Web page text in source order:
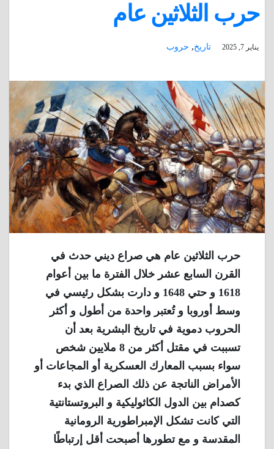
حرب الثلاثين عام
يناير 7, 2025 تاريخ, حروب
حرب الثلاثين عام هي صراع ديني حدث في
القرن السابع عشر خلال الفترة ما بين أعوام
1618 و حتي 1648 و دارت بشكل رئيسي في
وسط أوروبا و تُعتبر واحدة من أطول و أكثر
الحروب دموية في تاريخ البشرية بعد أن
تسببت في مقتل أكثر من 8 ملايين شخص
سواء بسبب المعارك العسكرية أو المجاعات أو
الأمراض الناتجة عن ذلك الصراع الذي بدء
كصدام بين الدول الكاثوليكية و البروتستانتية
التي كانت تشكل الإمبراطورية الرومانية
المقدسة و مع تطورها أصبحت أقل إرتباطًا